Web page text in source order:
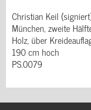
Christian Keil
München, zweite
Holz, über
190 cm hoch
PS.0079